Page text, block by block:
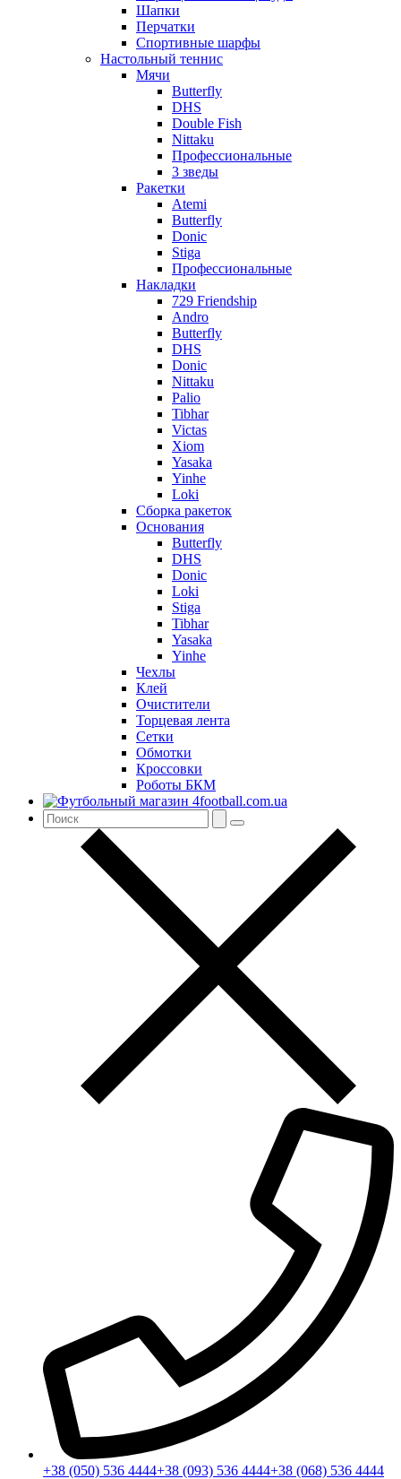
Шапки
Перчатки
Спортивные шарфы
Настольный теннис
Мячи
Butterfly
DHS
Double Fish
Nittaku
Профессиональные
3 зведы
Ракетки
Atemi
Butterfly
Donic
Stiga
Профессиональные
Накладки
729 Friendship
Andro
Butterfly
DHS
Donic
Nittaku
Palio
Tibhar
Victas
Xiom
Yasaka
Yinhe
Loki
Сборка ракеток
Основания
Butterfly
DHS
Donic
Loki
Stiga
Tibhar
Yasaka
Yinhe
Чехлы
Клей
Очистители
Торцевая лента
Сетки
Обмотки
Кроссовки
Роботы БКМ
+38 (050) 536 4444+38 (093) 536 4444+38 (068) 536 4444